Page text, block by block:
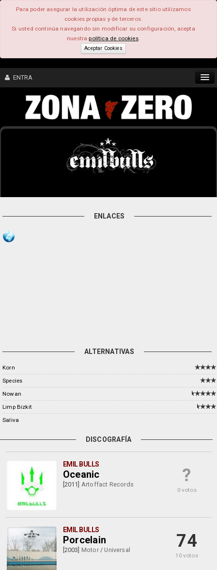
Para poder asegurar la utilización óptima de este sitio utilizamos
cookies propias y de terceros.
Si usted continúa navegando sin modificar su configuración, acepta
nuestrapolítica de cookies.
Aceptar Cookies
ENTRA
CONTENIDO
ENLACES
ALTERNATIVAS
Korn
Species
Nowan
Limp Bizkit
Saliva
DISCOGRAFÍA
EMIL BULLS
Oceanic
[2011] Artoffact Records ?
0 votos
EMIL BULLS
Porcelain
[2003] Motor/ Universal 74
10 votos